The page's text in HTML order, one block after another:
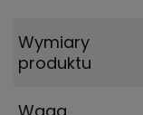
Wymiary
produktu